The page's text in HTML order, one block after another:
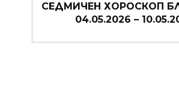
СЕДМИЧЕН ХОРОСКОП
04.05.2026 –